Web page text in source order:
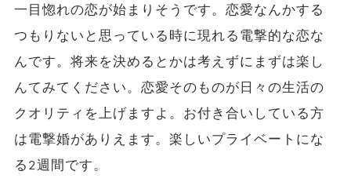
一目惚れの恋が始まりそうです。恋愛なんかする
つもりないと思っている時に現れる電撃的な恋な
んです。将来を決めるとかは考えずにまずは楽し
んてみてください。恋愛そのものが日々の生活の
クオリティを上げますよ。お付き合いしている方
は電撃婚がありえます。楽しいプライベートにな
る2週間です。